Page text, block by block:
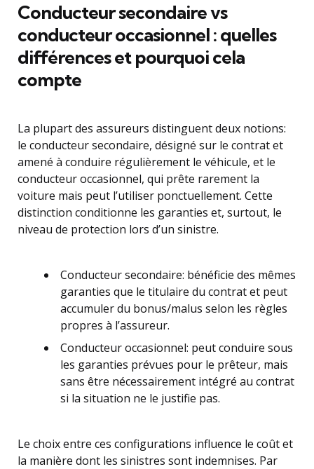
Conducteur secondaire vs
conducteur occasionnel : quelles
différences et pourquoi cela
compte
La plupart des assureurs distinguent deux notions:
le conducteur secondaire, désigné sur le contrat et
amené à conduire régulièrement le véhicule, et le
conducteur occasionnel, qui prête rarement la
voiture mais peut l’utiliser ponctuellement. Cette
distinction conditionne les garanties et, surtout, le
niveau de protection lors d’un sinistre.
Conducteur secondaire: bénéficie des mêmes
garanties que le titulaire du contrat et peut
accumuler du bonus/malus selon les règles
propres à l’assureur.
Conducteur occasionnel: peut conduire sous
les garanties prévues pour le prêteur, mais
sans être nécessairement intégré au contrat
si la situation ne le justifie pas.
Le choix entre ces configurations influence le coût et
la manière dont les sinistres sont indemnises. Par